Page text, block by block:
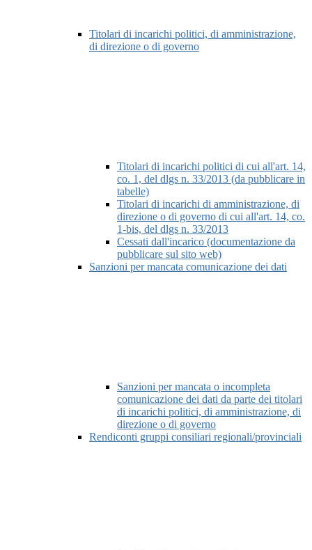
Titolari di incarichi politici, di amministrazione,
di direzione o di governo
Titolari di incarichi politici di cui all'art. 14,
co. 1, del dlgs n. 33/2013 (da pubblicare in
tabelle)
Titolari di incarichi di amministrazione, di
direzione o di governo di cui all'art. 14, co.
1-bis, del dlgs n. 33/2013
Cessati dall'incarico (documentazione da
pubblicare sul sito web)
Sanzioni per mancata comunicazione dei dati
Sanzioni per mancata o incompleta
comunicazione dei dati da parte dei titolari
di incarichi politici, di amministrazione, di
direzione o di governo
Rendiconti gruppi consiliari regionali/provinciali